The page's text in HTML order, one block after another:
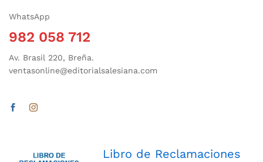
WhatsApp
982 058 712
Av. Brasil 220, Breña.
ventasonline@editorialsalesiana.com
Libro de Reclamaciones